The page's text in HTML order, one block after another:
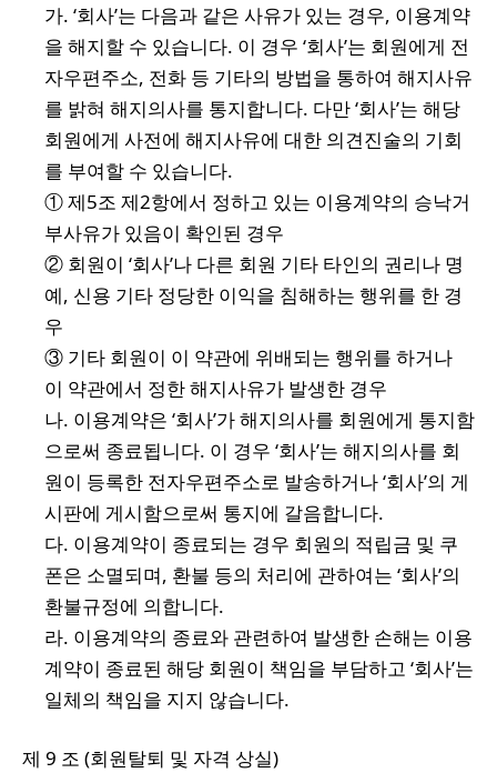
가. ‘회사’는 다음과 같은 사유가 있는 경우, 이용계약
을 해지할 수 있습니다. 이 경우 ‘회사’는 회원에게 전
자우편주소, 전화 등 기타의 방법을 통하여 해지사유
를 밝혀 해지의사를 통지합니다. 다만 ‘회사’는 해당
회원에게 사전에 해지사유에 대한 의견진술의 기회
를 부여할 수 있습니다.
① 제5조 제2항에서 정하고 있는 이용계약의 승낙거
부사유가 있음이 확인된 경우
② 회원이 ‘회사’나 다른 회원 기타 타인의 권리나 명
예, 신용 기타 정당한 이익을 침해하는 행위를 한 경
우
③ 기타 회원이 이 약관에 위배되는 행위를 하거나
이 약관에서 정한 해지사유가 발생한 경우
나. 이용계약은 ‘회사’가 해지의사를 회원에게 통지함
으로써 종료됩니다. 이 경우 ‘회사’는 해지의사를 회
원이 등록한 전자우편주소로 발송하거나 ‘회사’의 게
시판에 게시함으로써 통지에 갈음합니다.
다. 이용계약이 종료되는 경우 회원의 적립금 및 쿠
폰은 소멸되며, 환불 등의 처리에 관하여는 ‘회사’의
환불규정에 의합니다.
라. 이용계약의 종료와 관련하여 발생한 손해는 이용
계약이 종료된 해당 회원이 책임을 부담하고 ‘회사’는
일체의 책임을 지지 않습니다.
제 9 조 (회원탈퇴 및 자격 상실)